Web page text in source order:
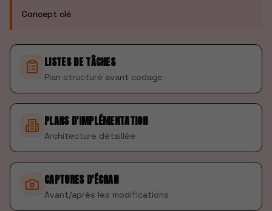
Concept clé
LISTES DE TÂCHES
Plan structuré avant codage
PLANS D'IMPLÉMENTATION
Architecture détaillée
CAPTURES D'ÉCRAN
Avant/après les modifications